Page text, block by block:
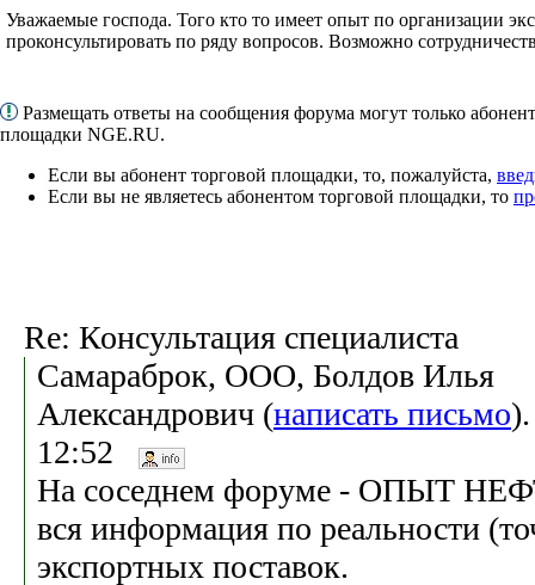
Уважаемые господа. Того кто то имеет опыт по организации
проконсультировать по ряду вопросов. Возможно
Размещать ответы на сообщения форума могут только
площадки NGE.RU.
Если вы абонент торговой площадки, то, пожалуйста,
Если вы не являетесь абонентом торговой площадки, то
Re: Консультация специалиста
Самараброк, ООО, Болдов Илья
Александрович (написать письмо
12:52
На соседнем форуме - ОПЫТ
вся информация по реальности
экспортных поставок.